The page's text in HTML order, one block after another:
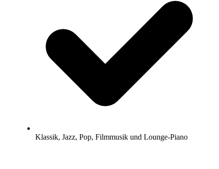
Klassik, Jazz, Pop, Filmmusik und Lounge-Piano